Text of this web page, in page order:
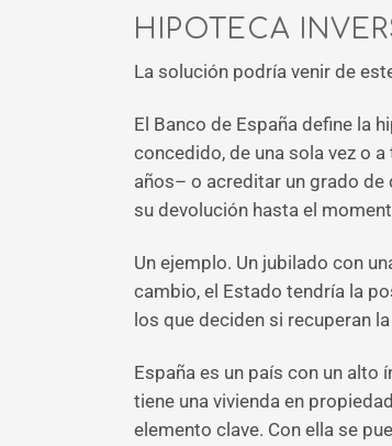
HIPOTECA
La solución podría venir de
El Banco de España define la
concedido, de una sola vez o
años– o acreditar un grado de
su devolución hasta el
Un ejemplo. Un jubilado con
cambio, el Estado tendría la
los que deciden si recuperan
España es un país con un alto
tiene una vivienda en
elemento clave. Con ella se